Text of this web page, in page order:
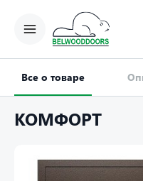
Все о товаре
КОМФОРТ